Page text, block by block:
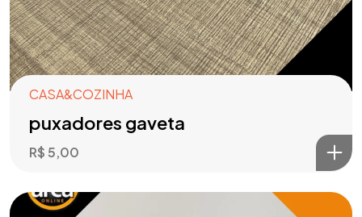
CASA&COZINHA
puxadores gaveta
R$5,00